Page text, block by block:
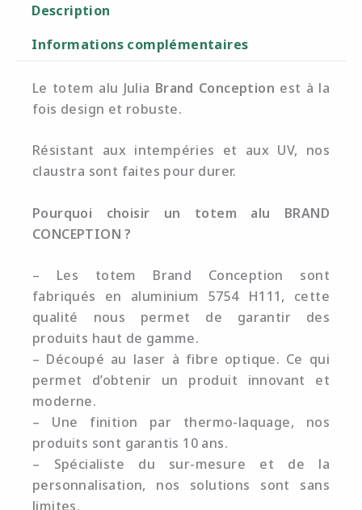
Description
Informations complémentaires
Le totem alu Julia Brand Conception est à la
fois design et robuste.
Résistant aux intempéries et aux UV, nos
claustra sont faites pour durer.
Pourquoi choisir un totem alu BRAND
CONCEPTION ?
– Les totem Brand Conception sont
fabriqués en aluminium 5754 H111, cette
qualité nous permet de garantir des
produits haut de gamme.
– Découpé au laser à fibre optique. Ce qui
permet d’obtenir un produit innovant et
moderne.
– Une finition par thermo-laquage, nos
produits sont garantis 10 ans.
– Spécialiste du sur-mesure et de la
personnalisation, nos solutions sont sans
limites.